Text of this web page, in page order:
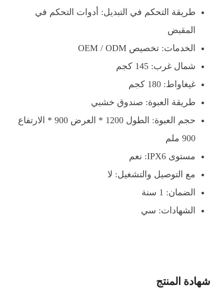
طريقة التحكم في التبديل: أدوات التحكم في
المقبض
الخدمات: تخصيص OEM / ODM
شمال غرب: 145 كجم
غيغاواط: 180 كجم
طريقة العبوة: صندوق خشبي
حجم العبوة: الطول 1200 * العرض 900 * الارتفاع
900 ملم
مستوى IPX6: نعم
مع التوصيل والتشغيل: لا
الضمان: 1 سنة
الشهادات: سي
شهادة المنتج